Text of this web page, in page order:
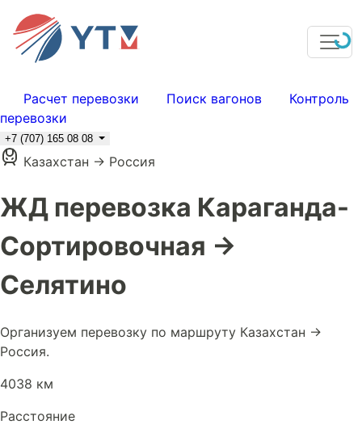
Расчет перевозки Поиск вагонов
Контроль
перевозки
+7 (707) 165 08 08
Казахстан → Россия
ЖД перевозка Караганда-
Сортировочная →
Селятино
Организуем перевозку по маршруту Казахстан →
Россия.
4038 км
Расстояние